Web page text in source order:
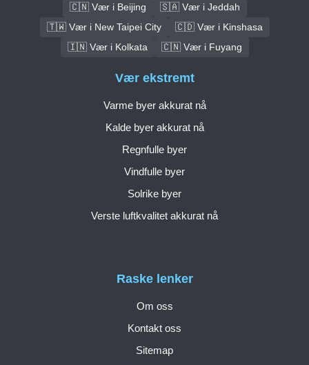
🇨🇳 Vær i Beijing
🇸🇦 Vær i Jeddah
🇹🇼 Vær i New Taipei City
🇨🇩 Vær i Kinshasa
🇮🇳 Vær i Kolkata
🇨🇳 Vær i Fuyang
Raske lenker
Om oss
Kontakt oss
Sitemap
Vær ekstremt
Varme byer akkurat nå
Kalde byer akkurat nå
Regnfulle byer
Vindfulle byer
Solrike byer
Verste luftkvalitet akkurat nå